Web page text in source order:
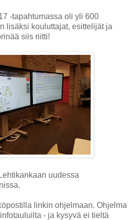
-tapahtumassa oli yli 600
lisäksi kouluttajat, esittelijät ja
siis riitti!
uudessa
linkin ohjelmaan. Ohjelma
- ja kysyvä ei tieltä